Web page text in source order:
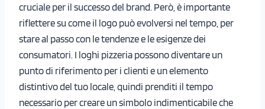
cruciale per il successo del brand. Però, è importante
riflettere su come il logo può evolversi nel tempo, per
stare al passo con le tendenze e le esigenze dei
consumatori. I loghi pizzeria possono diventare un
punto di riferimento per i clienti e un elemento
distintivo del tuo locale, quindi prenditi il tempo
necessario per creare un simbolo indimenticabile che